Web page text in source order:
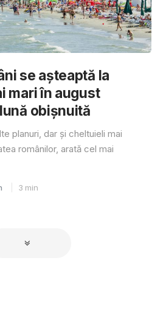
se așteaptă la
mari în august
obișnuită
planuri, dar și cheltuieli mai
românilor, arată cel mai
3 min